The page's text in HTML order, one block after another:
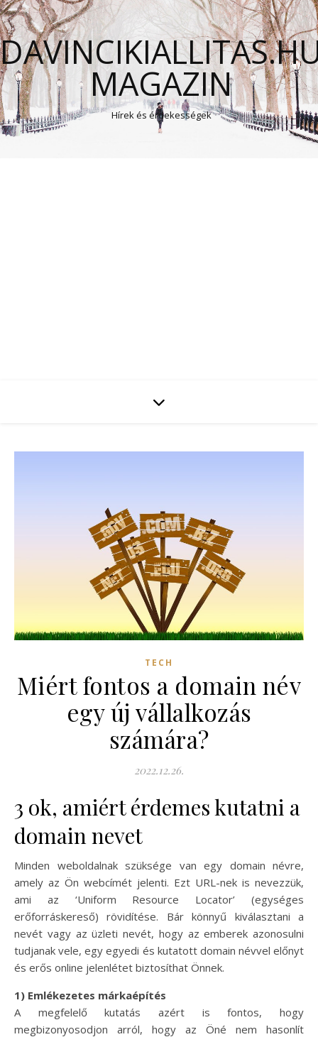
MAGAZIN
Hírek és érdekességek
TECH
Miért fontos a domain név
egy új vállalkozás
számára?
2022.12.26.
3 ok, amiért érdemes kutatni a
domain nevet
Minden weboldalnak szüksége van egy domain névre,
amely az Ön webcímét jelenti. Ezt URL-nek is nevezzük,
ami az ‘Uniform Resource Locator’ (egységes
erőforráskereső) rövidítése. Bár könnyű kiválasztani a
nevét vagy az üzleti nevét, hogy az emberek azonosulni
tudjanak vele, egy egyedi és kutatott domain névvel előnyt
és erős online jelenlétet biztosíthat Önnek.
1) Emlékezetes márkaépítés
A megfelelő kutatás azért is fontos, hogy
megbizonyosodjon arról, hogy az Öné nem hasonlít